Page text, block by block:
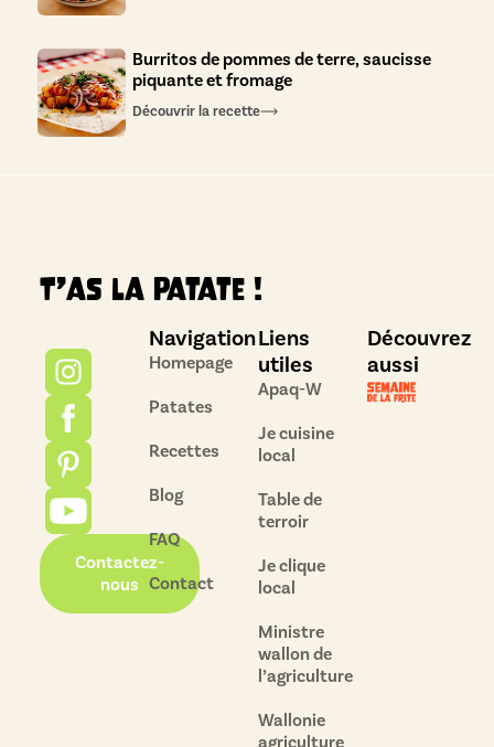
Burritos de pommes de terre, saucisse
piquante et fromage
Découvrir la recette
T’as la patate !
Contactez-
nous
Navigation
Homepage
Patates
Recettes
Blog
FAQ
Contact
Liens
utiles
Apaq-W
Je cuisine
local
Table de
terroir
Je clique
local
Ministre
wallon de
l’agriculture
Wallonie
agriculture
Découvrez
aussi